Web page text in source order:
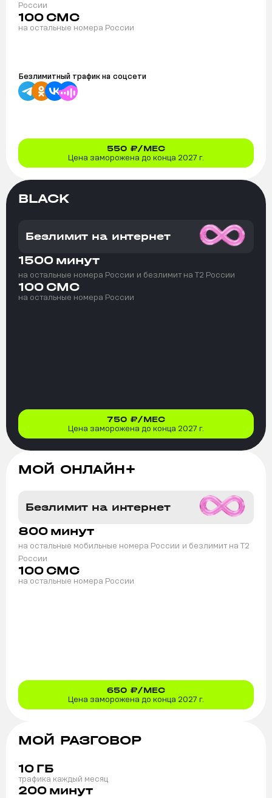
России
100 СМС
на остальные номера России
Безлимитный трафик на соцсети
550 ₽/МЕС
Цена заморожена до конца 2027 г.
BLACK
Безлимит на интернет
1500 минут
на остальные номера России и безлимит на T2 России
100 СМС
на остальные номера России
750 ₽/МЕС
Цена заморожена до конца 2027 г.
МОЙ ОНЛАЙН+
Безлимит на интернет
800 минут
на остальные мобильные номера России и безлимит на T2
России
100 СМС
на остальные номера России
650 ₽/МЕС
Цена заморожена до конца 2027 г.
МОЙ РАЗГОВОР
10 ГБ
трафика каждый месяц
200 минут